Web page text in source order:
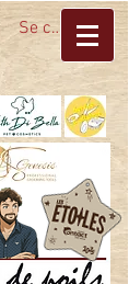
Se connecter